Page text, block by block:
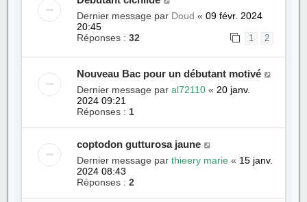
Dernier message par Doud «09 févr. 2024
20:45
Réponses :32 1 2
Nouveau Bac pour un débutant motivé
Dernier message paral72110 «20 janv.
2024 09:21
Réponses :1
coptodon gutturosa jaune
Dernier message parthieery marie « 15 janv.
2024 08:43
Réponses :2